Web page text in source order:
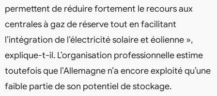
permettent de réduire fortement le recours aux
centrales à gaz de réserve tout en facilitant
l’intégration de l’électricité solaire et éolienne »,
explique-t-il. L’organisation professionnelle estime
toutefois que l’Allemagne n’a encore exploité qu’une
faible partie de son potentiel de stockage.